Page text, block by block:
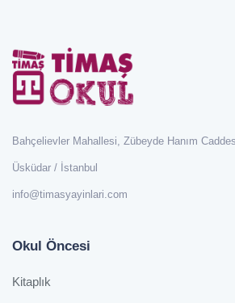
Bahçelievler Mahallesi, Zübeyde Hanım
Üsküdar / İstanbul
info@timasyayinlari.com
Okul Öncesi
Kitaplık